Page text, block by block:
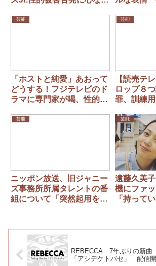
芸能
「ホストと純愛」あおって
どうする！フジテレビのド
ラマに専門家が喝、性的搾
蓮新宿駆込寺・玄秀盛さ
芸能
【読売テ
ロップ８
罪、訓練
芸能
ニッポン放送、旧ジャニー
ズ事務所所属タレントの番
組について「突然起用をや
芸能
遠藤久美
機にファ
「持って
REBECCA 7年ぶりの新曲
「アシデケトバセ」 配信